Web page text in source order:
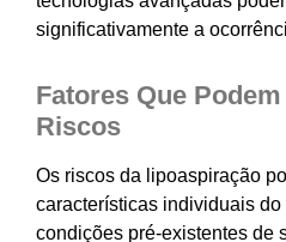
significativamente a
Fatores Que
Riscos
Os riscos da lipoaspiração
características individuais
condições pré-existentes de